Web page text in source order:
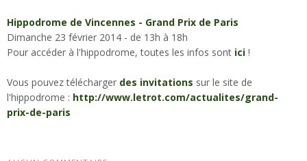
Hippodrome de Vincennes - Grand Prix de Paris
Dimanche 23 février 2014 - de 13h à 18h
Pour accéder à l'hippodrome, toutes les infos sont ici !
Vous pouvez télécharger des invitations sur le site de
l'hippodrome : http://www.letrot.com/actualites/grand-
prix-de-paris